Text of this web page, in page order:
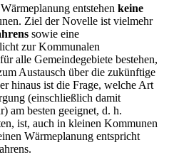
entstehen keine
Ziel der Novelle ist vielmehr
sowie eine
zur Kommunalen
alle Gemeindegebiete bestehen,
Austausch über die zukünftige
hinaus ist die Frage, welche Art
(einschließlich damit
am besten geeignet, d. h.
ist, auch in kleinen Kommunen
Wärmeplanung entspricht